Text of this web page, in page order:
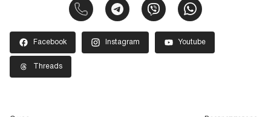
Facebook Instagram Youtube
Threads